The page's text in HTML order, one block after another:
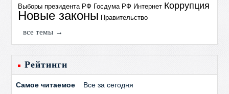
Выборы президента РФ Госдума РФ Интернет Коррупция
Новые законы Правительство
все темы →
Рейтинги
Самое читаемое Все за сегодня